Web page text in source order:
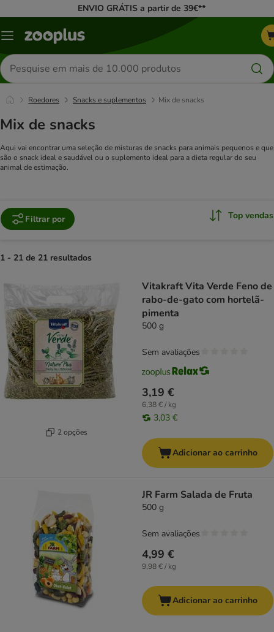
ENVIO GRÁTIS a partir de 39€**
Menu
Pesquisar
produtos
Roedores Snacks e suplementos Mix de snacks
Mix de snacks
Aqui vai encontrar uma seleção de misturas de snacks para animais pequenos e que
são o snack ideal e saudável ou o suplemento ideal para a dieta regular do seu
animal de estimação.
Filtrar por Top vendas
1 - 21 de 21 resultados
2 opções
Vitakraft Vita Verde Feno de
rabo-de-gato com hortelã-
pimenta
500 g
3,19 €
6,38 € / kg
3,03 €
Sem avaliações
Adicionar ao carrinho
JR Farm Salada de Fruta
500 g
4,99 €
9,98 € / kg
Sem avaliações
Adicionar ao carrinho